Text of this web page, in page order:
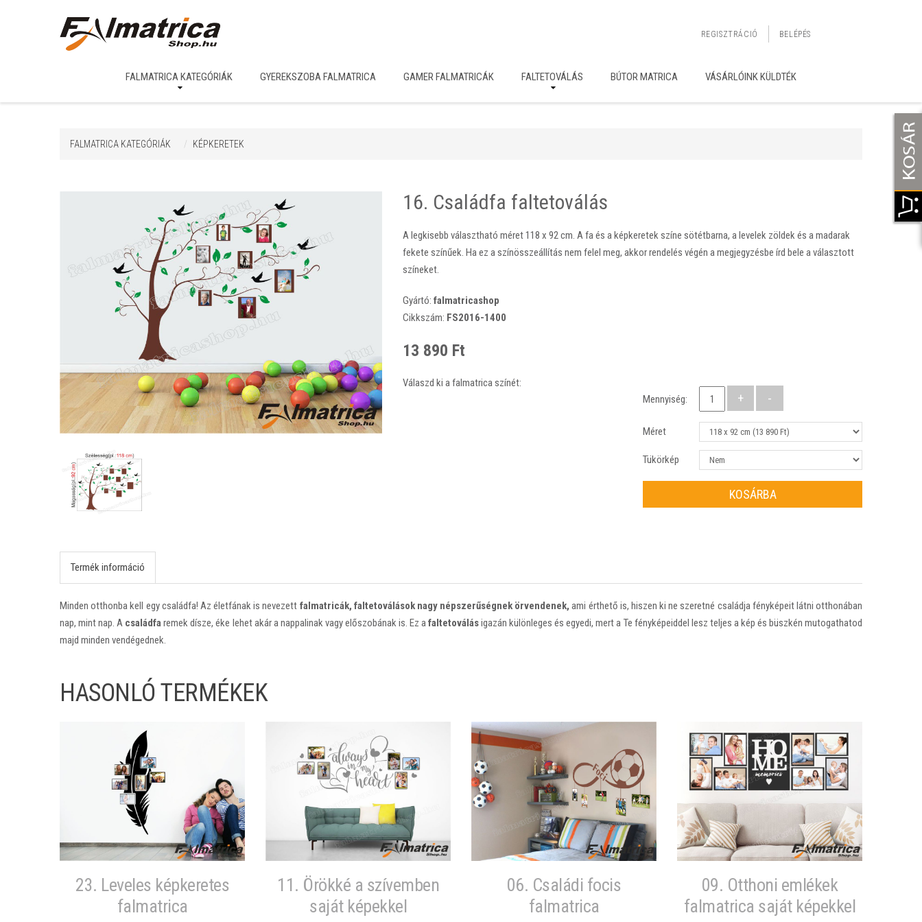
REGISZTRÁCIÓ BELÉPÉS
FALMATRICA KATEGÓRIÁK GYEREKSZOBA FALMATRICA GAMER FALMATRICÁK FALTETOVÁLÁS BÚTOR MATRICA VÁSÁRLÓINK KÜLDTÉK
FALMATRICA KATEGÓRIÁK KÉPKERETEK
16. Családfa faltetoválás
A legkisebb választható méret 118 x 92 cm. A fa és a képkeretek színe sötétbarna, a levelek zöldek és a madarak
fekete színűek. Ha ez a színösszeállítás nem felel meg, akkor rendelés végén a megjegyzésbe írd bele a választott
színeket.
Gyártó: falmatricashop
Cikkszám: FS2016-1400
13 890 Ft
Válaszd ki a falmatrica színét:
Mennyiség:
Méret
Tükörkép
KOSÁRBA
Termék információ
Minden otthonba kell egy családfa! Az életfának is nevezett falmatricák, faltetoválások nagy népszerűségnek örvendenek, ami érthető is, hiszen ki ne szeretné családja fényképeit látni otthonában
nap, mint nap. A családfaremek dísze, éke lehet akár a nappalinak vagy előszobának is. Ez afaltetoválásigazán különleges és egyedi, mert a Te fényképeiddel lesz teljes a kép és büszkén mutogathatod
majd minden vendégednek.
HASONLÓ TERMÉKEK
23. Leveles képkeretes
falmatrica
11. Örökké a szívemben
saját képekkel
06. Családi focis
falmatrica
09. Otthoni emlékek
falmatrica saját képekkel